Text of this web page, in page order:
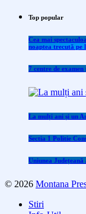
Top popular
Cea mai
noaptea trecută pe
7 centre de
La mulți ani și un
Sectia 1 Politie
Uniunea
© 2026 Montana
Stiri